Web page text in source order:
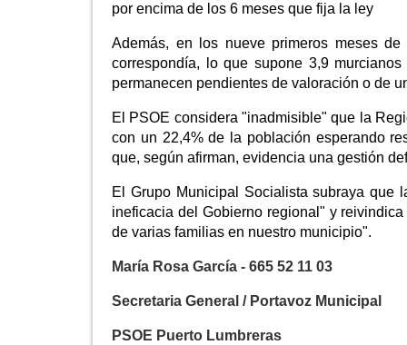
por encima de los 6 meses que fija la ley
Además, en los nueve primeros meses
correspondía, lo que supone 3,9
permanecen pendientes de valoración o de
El PSOE considera "inadmisible" que la
con un 22,4% de la población esperando
que, según afirman, evidencia una gestión
El Grupo Municipal Socialista subraya que
ineficacia del Gobierno regional" y
de varias familias en nuestro municipio".
María Rosa García - 665 52 11 03
Secretaria General / Portavoz Municipal
PSOE Puerto Lumbreras